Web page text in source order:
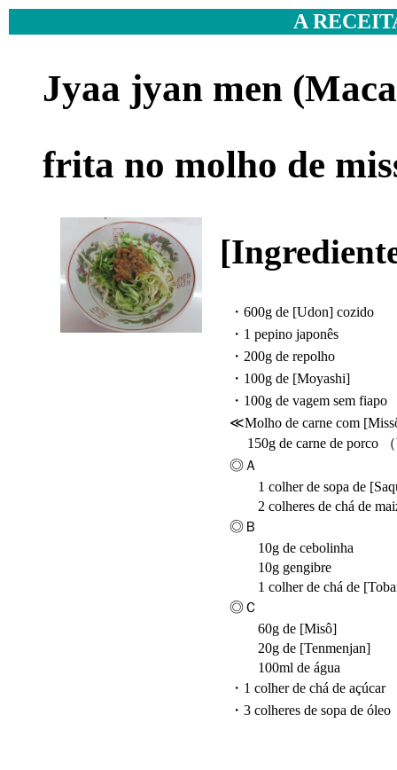
A
Jyaa jyan men
frita no molho de
・600g de [Udon] cozido
・1 pepino japonês
・200g de repolho
・100g de [Moyashi]
・100g de vagem sem fiapo
≪Molho de carne com
150g de carne de porco
◎Ａ
1 colher de sopa de
2 colheres de chá de
◎Ｂ
10g de cebolinha
10g gengibre
1 colher de chá de
◎Ｃ
60g de [Misô]
20g de [Tenmenjan]
100ml de água
・1 colher de chá de açúcar
・3 colheres de sopa de óleo